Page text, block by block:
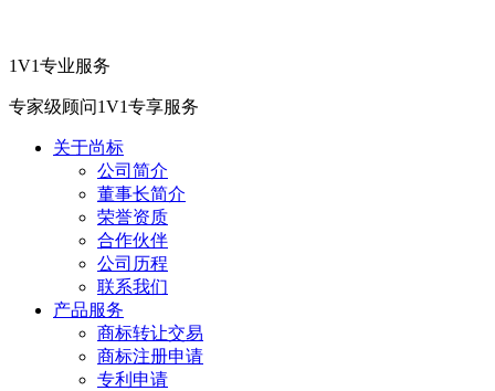
1V1专业服务
专家级顾问1V1专享服务
关于尚标
公司简介
董事长简介
荣誉资质
合作伙伴
公司历程
联系我们
产品服务
商标转让交易
商标注册申请
专利申请